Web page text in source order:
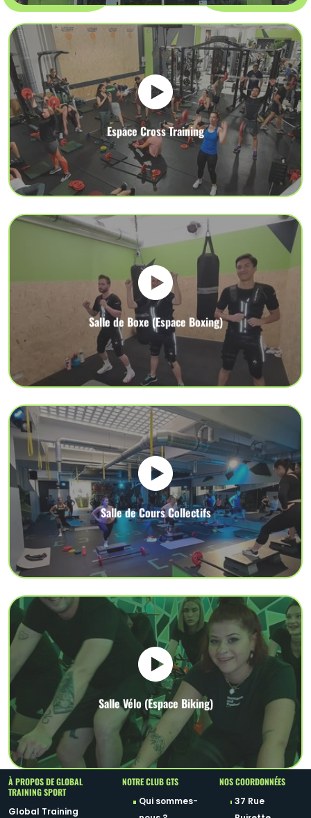
Espace Cross Training
Salle de Boxe (Espace Boxing)
Salle de Cours Collectifs
Salle Vélo (Espace Biking)
À PROPOS DE GLOBAL
TRAINING SPORT
Global Training
NOTRE CLUB GTS
Qui sommes-
NOS COORDONNÉES
37 Rue